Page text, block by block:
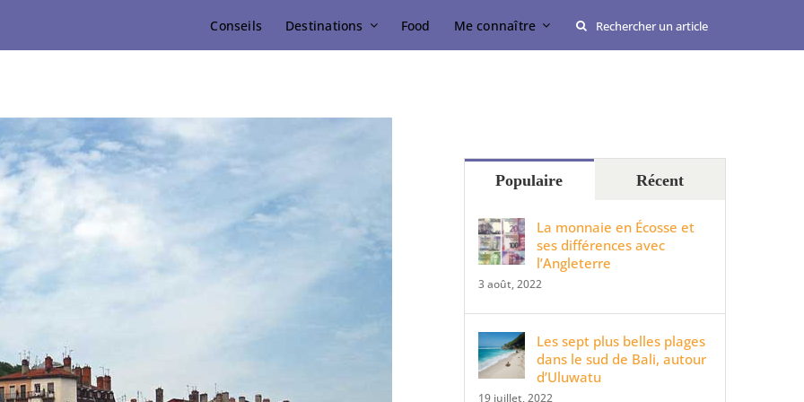
Conseils Destinations Food Me connaître Rechercher:
Populaire Récent
La monnaie en Écosse et
ses différences avec
l’Angleterre
3 août, 2022
Les sept plus belles plages
dans le sud de Bali, autour
d’Uluwatu
19 juillet, 2022